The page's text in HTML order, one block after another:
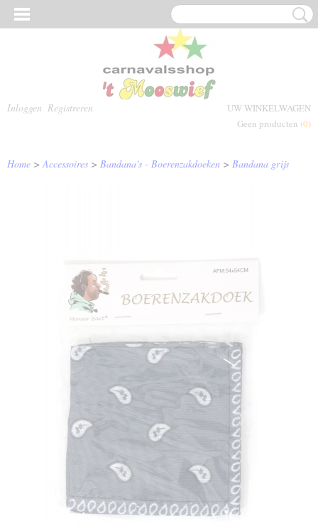
Inloggen Registreren
UW WINKELWAGEN
Geen producten (0)
Home >Accessoires > Bandana's - Boerenzakdoeken > Bandana grijs